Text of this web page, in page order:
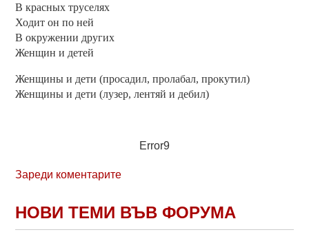
В красных труселях
Ходит он по ней
В окружении других
Женщин и детей
Женщины и дети (просадил, пролабал, прокутил)
Женщины и дети (лузер, лентяй и дебил)
Error9
Зареди коментарите
НОВИ ТЕМИ ВЪВ ФОРУМА